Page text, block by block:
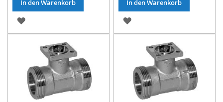
In den Warenkorb
ZUR
WUNSCHLISTE
HINZUFÜGEN
In den Warenkorb
ZUR
WUNSCHLISTE
HINZUFÜGEN